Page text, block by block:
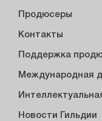
Продюсеры
Контакты
Поддержка
Международная
Новости Гильдии